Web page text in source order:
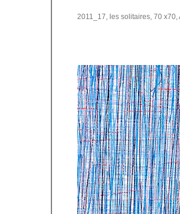
2011_17, les solitaires, 70